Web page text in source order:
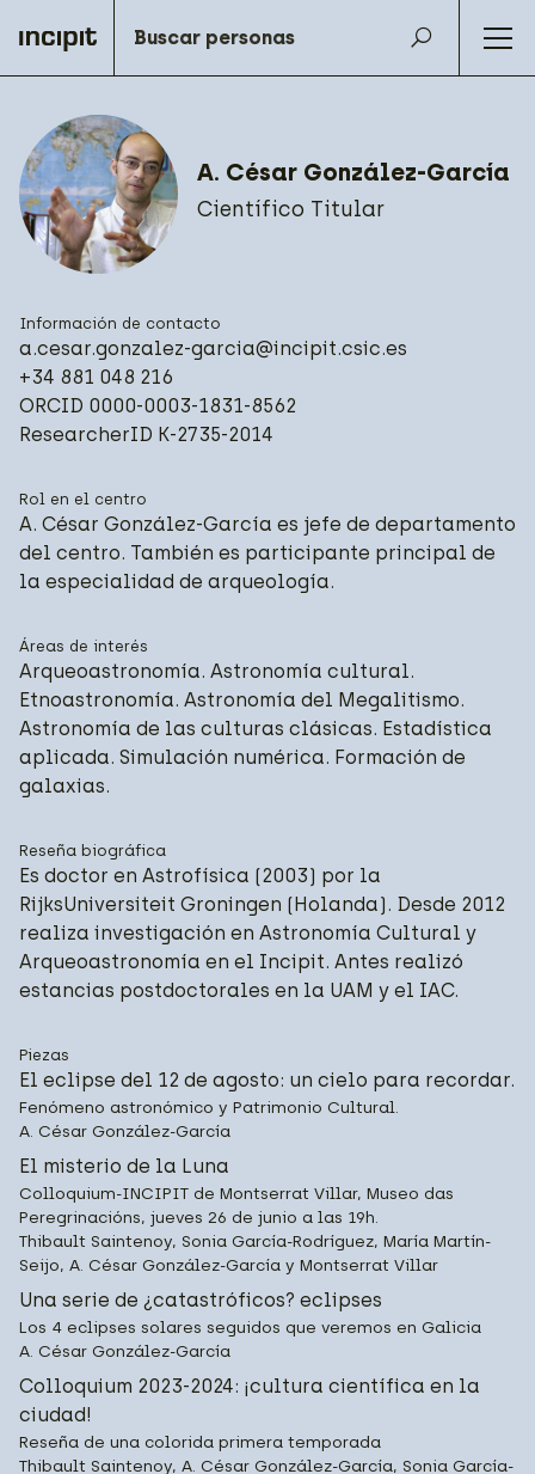
A. César González-García
Científico Titular
Información de contacto
a.cesar.gonzalez-garcia@incipit.csic.es
+34 881 048 216
ORCID 0000-0003-1831-8562
ResearcherID K-2735-2014
Rol en el centro
A. César González-García es jefe de departamento
del centro. También es participante principal de
la especialidad de arqueología.
Áreas de interés
Arqueoastronomía. Astronomía cultural.
Etnoastronomía. Astronomía del Megalitismo.
Astronomía de las culturas clásicas. Estadística
aplicada. Simulación numérica. Formación de
galaxias.
Reseña biográfica
Es doctor en Astrofísica (2003) por la
RijksUniversiteit Groningen (Holanda). Desde 2012
realiza investigación en Astronomía Cultural y
Arqueoastronomía en el Incipit. Antes realizó
estancias postdoctorales en la UAM y el IAC.
Piezas
El eclipse del 12 de agosto: un cielo para recordar.
Fenómeno astronómico y Patrimonio Cultural.
A. César González-García
El misterio de la Luna
Colloquium-INCIPIT de Montserrat Villar, Museo das
Peregrinacións, jueves 26 de junio a las 19h.
Thibault Saintenoy, Sonia García-Rodríguez, María Martín-
Seijo, A. César González-García y Montserrat Villar
Una serie de ¿catastróficos? eclipses
Los 4 eclipses solares seguidos que veremos en Galicia
A. César González-García
Colloquium 2023-2024: ¡cultura científica en la
ciudad!
Reseña de una colorida primera temporada
Thibault Saintenoy, A. César González-García, Sonia García-